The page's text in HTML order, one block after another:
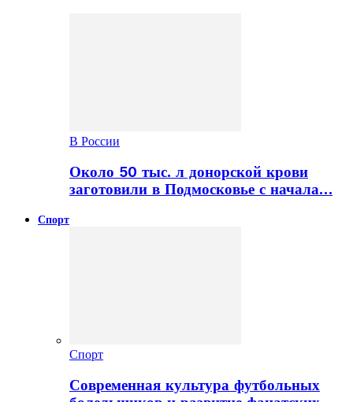
В России
Около 50 тыс. л донорской крови
заготовили в Подмосковье с начала…
Спорт
Спорт
Современная культура футбольных